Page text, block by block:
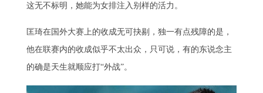
这无不标明，她能为女排注入别样的活力。
匡琦在国外大赛上的收成无可抉剔，独一有点残障的是，
他在联赛内的收成似乎不太出众，只可说，有的东说念主
的确是天生就顺应打“外战”。